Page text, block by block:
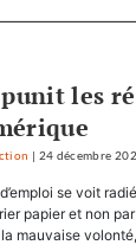
les
| 24 décembre
se voit
papier et non
mauvaise